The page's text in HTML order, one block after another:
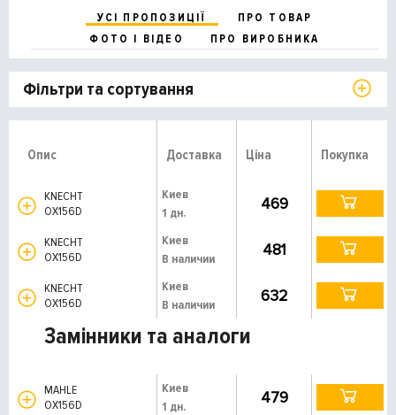
УСІ ПРОПОЗИЦІЇ
ПРО ТОВАР
ФОТО І ВІДЕО
ПРО ВИРОБНИКА
Фільтри та сортування
Опис Доставка Ціна Покупка
KNECHT
OX156D
Киев
1 дн.
469
KNECHT
OX156D
Киев
В наличии
481
KNECHT
OX156D
Киев
В наличии
632
Замінники та аналоги
MAHLE
OX156D
Киев
1 дн.
479